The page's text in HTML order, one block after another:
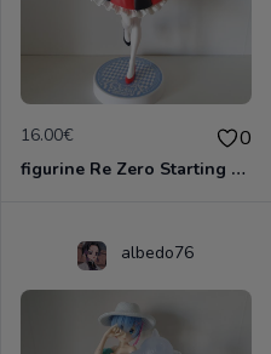
16.00€ 0
figurine Re Zero Starting Life In Another World - Figurine Rem Circus Ver. SSS
albedo76